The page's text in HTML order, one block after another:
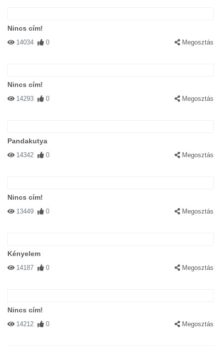
Nincs cím!
14034 0 Megosztás
Nincs cím!
14293 0 Megosztás
Pandakutya
14342 0 Megosztás
Nincs cím!
13449 0 Megosztás
Kényelem
14187 0 Megosztás
Nincs cím!
14212 0 Megosztás